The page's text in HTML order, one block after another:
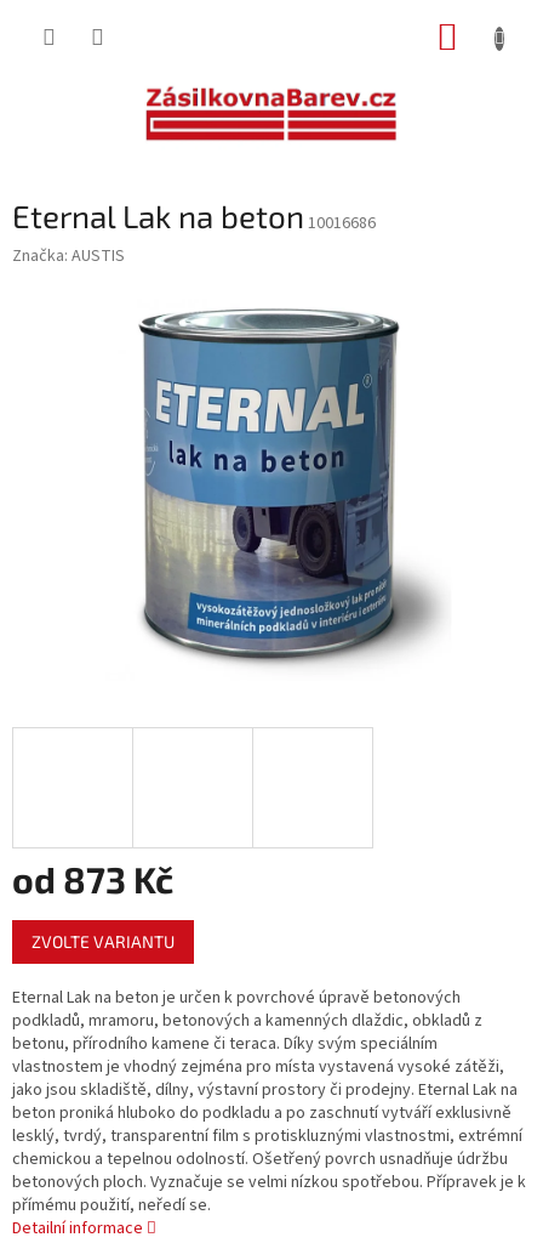
Eternal Lak na beton 10016686
Značka: AUSTIS
od 873 Kč
Měrná
cena:
ZVOLTE VARIANTU
Eternal Lak na beton je určen k povrchové úpravě betonových
podkladů, mramoru, betonových a kamenných dlaždic, obkladů z
betonu, přírodního kamene či teraca. Díky svým speciálním
vlastnostem je vhodný zejména pro místa vystavená vysoké zátěži,
jako jsou skladiště, dílny, výstavní prostory či prodejny. Eternal Lak na
beton proniká hluboko do podkladu a po zaschnutí vytváří exklusivně
lesklý, tvrdý, transparentní film s protiskluznými vlastnostmi, extrémní
chemickou a tepelnou odolností. Ošetřený povrch usnadňuje údržbu
betonových ploch. Vyznačuje se velmi nízkou spotřebou. Přípravek je k
přímému použití, neředí se.
Detailní informace